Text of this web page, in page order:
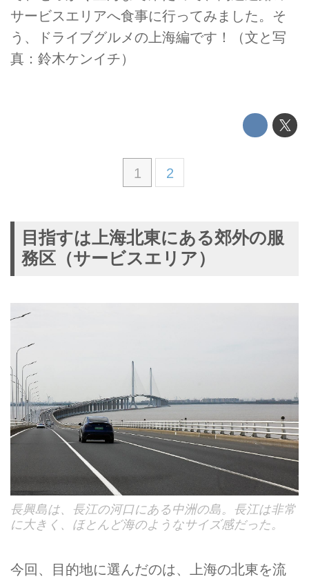
サービスエリアへ食事に行ってみました。そ
う、ドライブグルメの上海編です！（文と写
真：鈴木ケンイチ）
1 2
目指すは上海北東にある郊外の服
務区（サービスエリア）
長興島は、長江の河口にある中洲の島。長江は非常
に大きく、ほとんど海のようなサイズ感だった。
今回、目的地に選んだのは、上海の北東を流